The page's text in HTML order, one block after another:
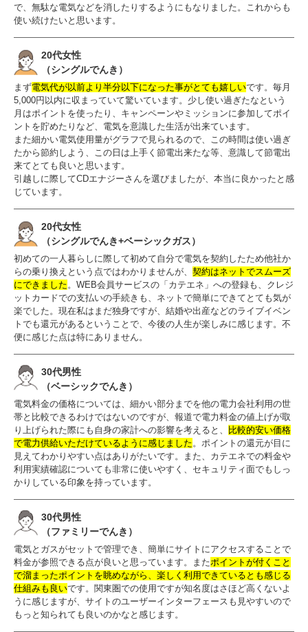
で、無駄な電気などを消したりするようにもなりました。これからも
使い続けたいと思います。
20代女性
（シングルでんき）
まず電気代が以前より半分以下になった事がとても嬉しいです。毎月
5,000円以内に収まっていて驚いています。少し使い過ぎたなという
月はポイントを使ったり、キャンペーンやミッションに参加してポイ
ントを貯めたりなど、電気を意識した生活が出来ています。
また細かい電気使用量がグラフで見られるので、この時間は使い過ぎ
たから節約しよう、この日は上手く節電出来たな等、意識して節電出
来てとても良いと思います。
引越しに際してCDエナジーさんを選びましたが、本当に良かったと感
じています。
20代女性
（シングルでんき+ベーシックガス）
初めての一人暮らしに際して初めて自分で電気を契約したため他社か
らの乗り換えという点ではわかりませんが、 契約はネットでスムーズ
にできました 。WEB会員サービスの「カテエネ」への登録も、クレジ
ットカードでの支払いの手続きも、ネットで簡単にできてとても気が
楽でした。現在私はまだ独身ですが、結婚や出産などのライブイベン
トでも還元があるということで、今後の人生が楽しみに感じます。不
便に感じた点は特にありません。
30代男性
（ベーシックでんき）
電気料金の価格については、細かい部分までを他の電力会社利用の世
帯と比較できるわけではないのですが、報道で電力料金の値上げが取
り上げられた際にも自身の家計への影響を考えると、 比較的安い価格
で電力供給いただけているように感じました 。ポイントの還元が目に
見えてわかりやすい点はありがたいです。また、カテエネでの料金や
利用実績確認についても非常に使いやすく、セキュリティ面でもしっ
かりしている印象を持っています。
30代男性
（ファミリーでんき）
電気とガスがセットで管理でき、簡単にサイトにアクセスすることで
料金が参照できる点が良いと思っています。またポイントが付くこと
で溜まったポイントを眺めながら、楽しく利用できているとも感じる
仕組みも良いです。関東圏での使用ですが知名度はさほど高くないよ
うに感じますが、サイトのユーザーインターフェースも見やすいので
もっと知られても良いのかなと感じます。